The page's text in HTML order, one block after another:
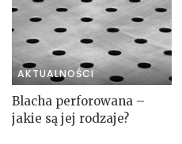
AKTUALNOŚCI
Blacha perforowana –
jakie są jej rodzaje?